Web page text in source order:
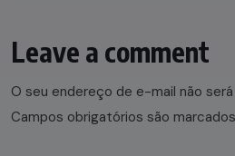
Leave a comment
O seu endereço de e-mail não
Campos obrigatórios são